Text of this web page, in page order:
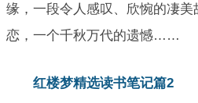
缘，一段令人感叹、欣惋的凄
恋，一个千秋万代的遗憾……
红楼梦精选读书笔记篇2